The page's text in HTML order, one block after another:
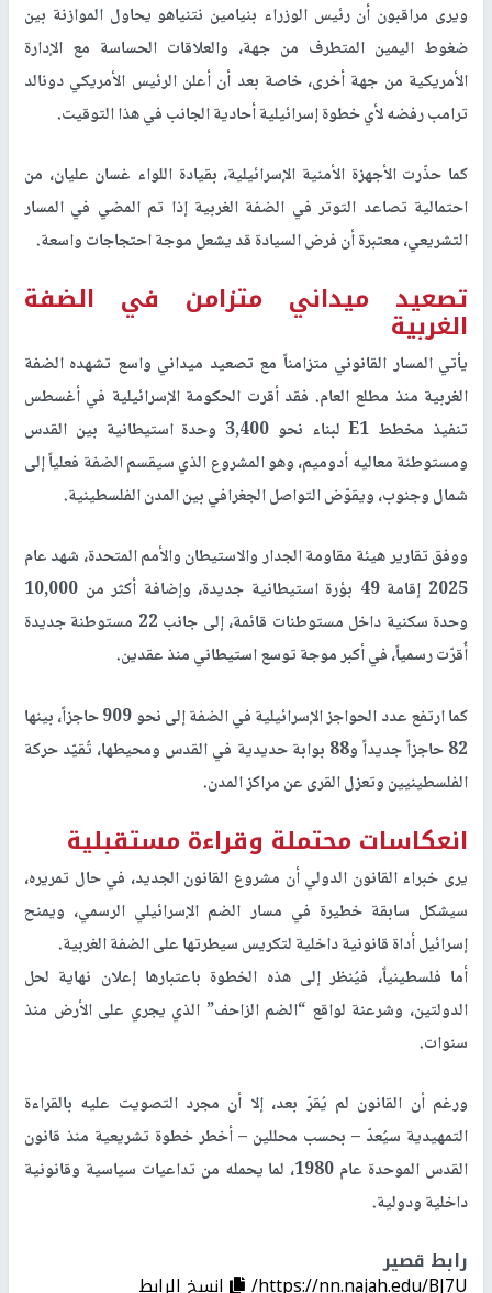
ويرى مراقبون أن رئيس الوزراء بنيامين نتنياهو يحاول الموازنة بين
ضغوط اليمين المتطرف من جهة، والعلاقات الحساسة مع الإدارة
الأمريكية من جهة أخرى، خاصة بعد أن أعلن الرئيس الأمريكي دونالد
ترامب رفضه لأي خطوة إسرائيلية أحادية الجانب في هذا التوقيت.
كما حذّرت الأجهزة الأمنية الإسرائيلية، بقيادة اللواء غسان عليان، من
احتمالية تصاعد التوتر في الضفة الغربية إذا تم المضي في المسار
التشريعي، معتبرة أن فرض السيادة قد يشعل موجة احتجاجات واسعة.
تصعيد ميداني متزامن في الضفة
الغربية
يأتي المسار القانوني متزامناً مع تصعيد ميداني واسع تشهده الضفة
الغربية منذ مطلع العام. فقد أقرت الحكومة الإسرائيلية في أغسطس
تنفيذ مخطط E1 لبناء نحو 3,400 وحدة استيطانية بين القدس
ومستوطنة معاليه أدوميم، وهو المشروع الذي سيقسم الضفة فعلياً إلى
شمال وجنوب، ويقوّض التواصل الجغرافي بين المدن الفلسطينية.
ووفق تقارير هيئة مقاومة الجدار والاستيطان والأمم المتحدة، شهد عام
2025 إقامة 49 بؤرة استيطانية جديدة، وإضافة أكثر من 10,000
وحدة سكنية داخل مستوطنات قائمة، إلى جانب 22 مستوطنة جديدة
أُقرّت رسمياً، في أكبر موجة توسع استيطاني منذ عقدين.
كما ارتفع عدد الحواجز الإسرائيلية في الضفة إلى نحو 909 حاجزاً، بينها
82 حاجزاً جديداً و88 بوابة حديدية في القدس ومحيطها، تُقيّد حركة
الفلسطينيين وتعزل القرى عن مراكز المدن.
انعكاسات محتملة وقراءة مستقبلية
يرى خبراء القانون الدولي أن مشروع القانون الجديد، في حال تمريره،
سيشكل سابقة خطيرة في مسار الضم الإسرائيلي الرسمي، ويمنح
إسرائيل أداة قانونية داخلية لتكريس سيطرتها على الضفة الغربية.
أما فلسطينياً، فيُنظر إلى هذه الخطوة باعتبارها إعلان نهاية لحل
الدولتين، وشرعنة لواقع “الضم الزاحف” الذي يجري على الأرض منذ
سنوات.
ورغم أن القانون لم يُقرّ بعد، إلا أن مجرد التصويت عليه بالقراءة
التمهيدية سيُعدّ – بحسب محللين – أخطر خطوة تشريعية منذ قانون
القدس الموحدة عام 1980، لما يحمله من تداعيات سياسية وقانونية
داخلية ودولية.
رابط قصير
https://nn.najah.edu/BJ7U/ إنسخ الرابط